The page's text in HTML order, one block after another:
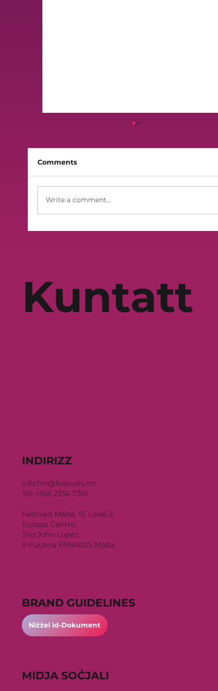
Finali 2026 - Lilek Sibt
Comments
Write a comment...
Kuntatt
INDIRIZZ
info.fm@festivals.mt
Tel: +356 2334 7301
Festivals Malta, 13, Level 2,
Europa Centre,
Triq John Lopez,
Il-Furjana FRN1400, Malta
MIDJA SOĊJALI
BRAND GUIDELINES
Niżżel id-Dokument